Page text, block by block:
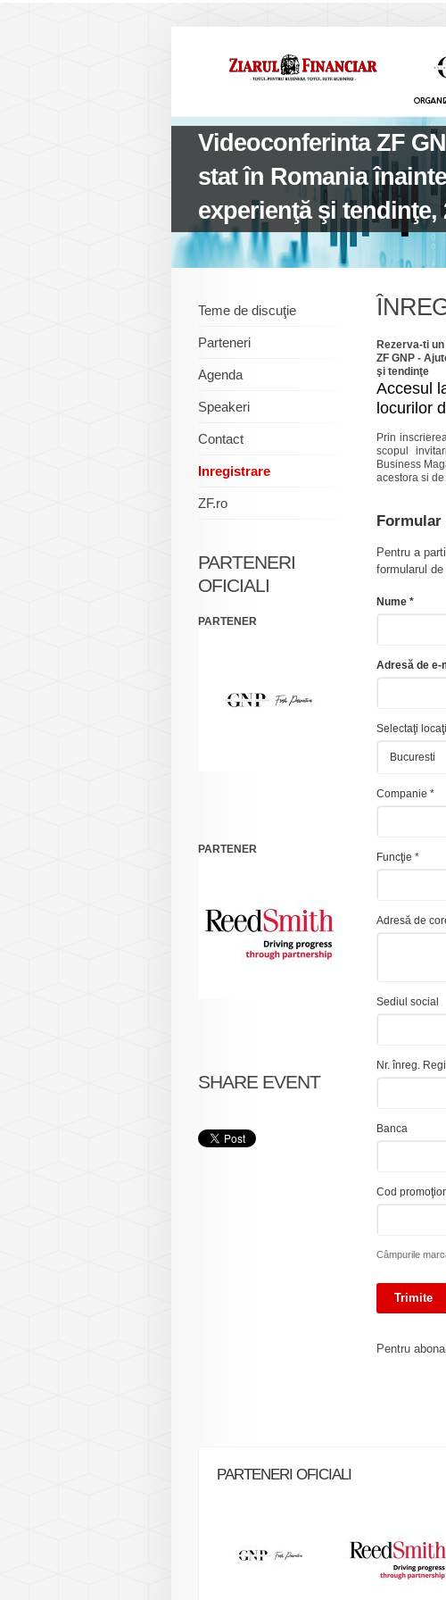
Videoconferinta ZF
stat în Romania
experienţă şi tendinţe,
Teme de discuţie
Parteneri
Agenda
Speakeri
Contact
Inregistrare
ZF.ro
PARTENERI
OFICIALI
PARTENER
PARTENER
SHARE EVENT
Rezerva-ti
ZF GNP -
şi tendinţe
Accesul
locurilor
Prin
scopul
Business
acestora si
Pentru a
formularul
Nume *
Adresă de e-
Selectaţi
Companie *
Funcţie *
Adresă de
Sediul social
Nr. înreg.
Banca
Cod
Câmpurile
Pentru
PARTENERI OFICIALI